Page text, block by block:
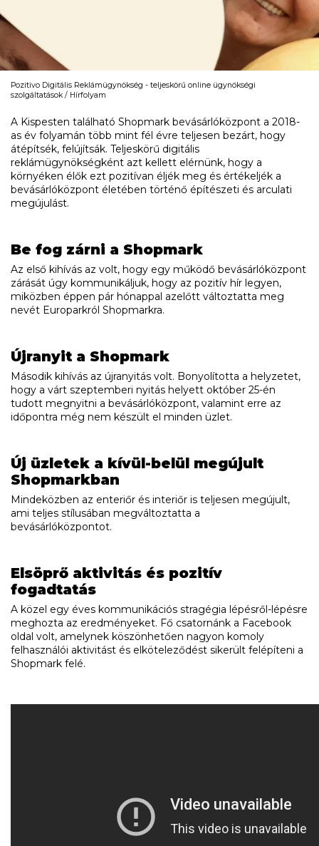
Pozitivo Digitális Reklámügynökség - teljeskörű online ügynökségi
szolgáltatások
Hírfolyam
A Kispesten található Shopmark bevásárlóközpont a 2018-
as év folyamán több mint fél évre teljesen bezárt, hogy
átépítsék, felújítsák. Teljeskörű digitális
reklámügynökségként azt kellett elérnünk, hogy a
környéken élők ezt pozitívan éljék meg és értékeljék a
bevásárlóközpont életében történő építészeti és arculati
megújulást.
Be fog zárni a Shopmark
Az első kihívás az volt, hogy egy működő bevásárlóközpont
zárását úgy kommunikáljuk, hogy az pozitív hír legyen,
miközben éppen pár hónappal azelőtt változtatta meg
nevét Europarkról Shopmarkra.
Újranyit a Shopmark
Második kihívás az újranyitás volt. Bonyolította a helyzetet,
hogy a várt szeptemberi nyitás helyett október 25-én
tudott megnyitni a bevásárlóközpont, valamint erre az
időpontra még nem készült el minden üzlet.
Új üzletek a kívül-belül megújult
Shopmarkban
Mindeközben az enteriőr és interiőr is teljesen megújult,
ami teljes stílusában megváltoztatta a
bevásárlóközpontot.
Elsöprő aktivitás és pozitív
fogadtatás
A közel egy éves kommunikációs stragégia lépésről-lépésre
meghozta az eredményeket. Fő csatornánk a Facebook
oldal volt, amelynek köszönhetően nagyon komoly
felhasználói aktivitást és elköteleződést sikerült felépíteni a
Shopmark felé.